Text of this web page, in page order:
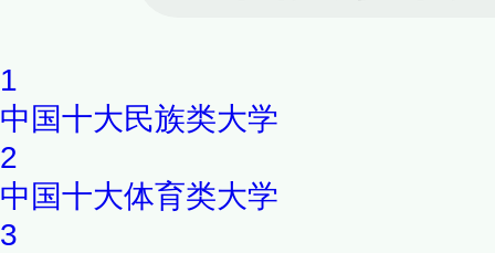
1
中国十大民族类大学
2
中国十大体育类大学
3